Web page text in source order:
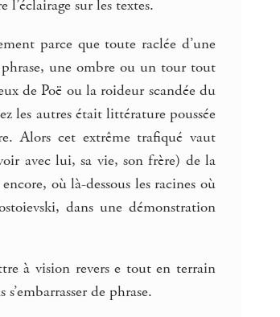
sur les textes.
parce que toute raclée d’une
phrase, une ombre ou un tour tout
de Poë ou la roideur scandée du
les autres était littérature poussée
Alors cet extrême trafiqué vaut
avec lui, sa vie, son frère) de la
où là-dessous les racines où
dans une démonstration
à vision revers e tout en terrain
de phrase.